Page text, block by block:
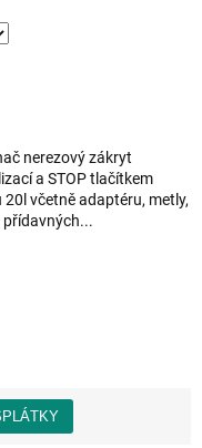
nerezový zákryt
a STOP tlačítkem
včetně adaptéru, metly,
přídavných...